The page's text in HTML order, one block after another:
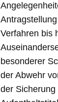
Verfahren bis
besonderer
der Abwehr
der Sicherung